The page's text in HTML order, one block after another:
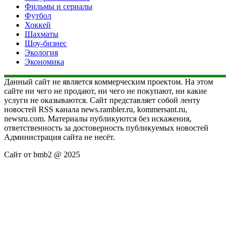
Фильмы и сериалы
Футбол
Хоккей
Шахматы
Шоу-бизнес
Экология
Экономика
Данный сайт не является коммерческим проектом. На этом
сайте ни чего не продают, ни чего не покупают, ни какие
услуги не оказываются. Сайт представляет собой ленту
новостей RSS канала news.rambler.ru, kommersant.ru,
newsru.com. Материалы публикуются без искажения,
ответственность за достоверность публикуемых новостей
Администрация сайта не несёт.
Сайт от bmb2 @ 2025